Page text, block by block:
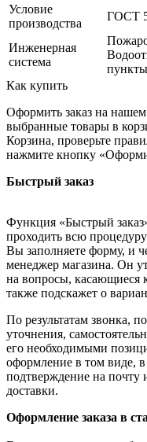
Условие
производства
ГОСТ
Инженерная
система
пункты
Как купить
Оформить заказ на нашем
выбранные товары в
Корзина, проверьте
нажмите кнопку
Быстрый заказ
Функция «Быстрый
проходить всю
Вы заполняете форму, и
менеджер магазина. Он
на вопросы, касающиеся
также подскажет о
По результатам звонка,
уточнения,
его необходимыми
оформление в том виде, в
подтверждение на
доставки.
Оформление заказа в